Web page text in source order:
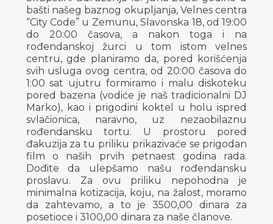
bašti našeg baznog okupljanja, Velnes centra
“City Code” u Zemunu, Slavonska 18, od 19:00
do 20:00 časova, a nakon toga i na
rođendanskoj žurci u tom istom velnes
centru, gde planiramo da, pored korišćenja
svih usluga ovog centra, od 20:00 časova do
1:00 sat ujutru formiramo i malu diskoteku
pored bazena (vodiće je naš tradicionalni DJ
Marko), kao i prigodini koktel u holu ispred
svlačionica, naravno, uz nezaobilaznu
rođendansku tortu. U prostoru pored
đakuzija za tu priliku prikazivaće se prigodan
film o naših prvih petnaest godina rada.
Dođite da ulepšamo našu rođendansku
proslavu. Za ovu priliku nepohodna je
minimalna kotizacija, koju, na žalost, moramo
da zahtevamo, a to je 3500,00 dinara za
posetioce i 3100,00 dinara za naše članove.